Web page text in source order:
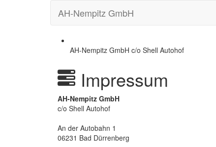
AH-Nempitz GmbH
AH-Nempitz GmbH c/o Shell Autohof
Impressum
AH-Nempitz GmbH
c/o Shell Autohof
An der Autobahn 1
06231 Bad Dürrenberg